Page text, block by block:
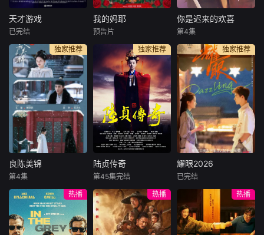
逆不羁、抵抗家族
束缚的陆氏太子爷
陆西骁（周柯宇
人在谎言与真诚中
碰撞纠缠，
机时间：10月中下
旬 拍摄地点：
横店 拍摄周
制：周山、刘幕天
向信任与心动，最
终在“守护山河，也
守护你”的共同信念
天才游戏
李蔓瑄
穷途末路的天才
少年刘全龙（彭昱
畅 饰），被偏执富
家公子陈伦（丁禹
兮 饰）选中，被迫
踏入一场为他量身
打造的“换命游
戏”。豪华别墅、名
车名表、神秘女友
全部备齐，在陈伦
全龙瞬间拥有顶配
人生
天才游戏
已完结
我的妈耶
黄明昊
十一（黄明昊 饰）
从小由父亲张永勋
（白客 饰）独自抚
养长大，自出生时
就离世的妈妈东玉
（马思纯 饰）对于
他而言则是陌生人
般的存在。处于青
春叛逆期的十一，
在自己18岁生日这
「妈妈的日记」。
我的妈耶
预告片
你是迟来的欢喜
郑合惠子
李俊贤
28岁的阮喻以自己
的情感经历为原型
创作小说并发布在
网上。但没想到，
她的小说情节被网
友指出有抄袭嫌
疑。阮喻决定维
权，几经波折确定
合作的知识产权律
暗恋对象、也是自
己小说男主的原型
许淮颂。两
你是迟来的欢喜
第4集
独家推荐
良陈美锦
董思成
根据沉香灰烬的同
名小说改编。顾家
良陈美锦
第4集
独家推荐
陆贞传奇
乔任梁
南北朝时期，王朝
变异，兵荒马乱，
陆贞传奇
第45集完结
独家推荐
耀眼2026
每天 更2讲述了落
难千金晴也和小镇
耀眼2026
已完结
热播
热播 热播